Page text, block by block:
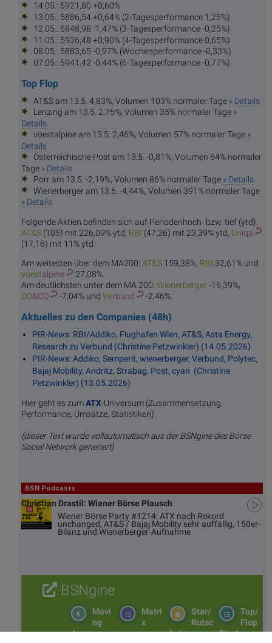
14.05.: 5921,80 +0,60%
13.05.: 5886,54 +0,64% (2-Tagesperformance 1,25%)
12.05.: 5848,98 -1,47% (3-Tagesperformance -0,25%)
11.05.: 5936,48 +0,90% (4-Tagesperformance 0,65%)
08.05.: 5883,65 -0,97% (Wochenperformance -0,33%)
07.05.: 5941,42 -0,44% (6-Tagesperformance -0,77%)
Top Flop
AT&S am 13.5. 4,83%, Volumen 103% normaler Tage » Details
Lenzing am 13.5. 2,75%, Volumen 35% normaler Tage »
Details
voestalpine am 13.5. 2,46%, Volumen 57% normaler Tage »
Details
Österreichische Post am 13.5. -0,81%, Volumen 64% normaler
Tage » Details
Porr am 13.5. -2,19%, Volumen 86% normaler Tage » Details
Wienerberger am 13.5. -4,44%, Volumen 391% normaler Tage
» Details
Folgende Aktien befinden sich auf Periodenhoch- bzw. tief (ytd):
AT&S (105) mit 226,09% ytd, RBI (47,26) mit 23,39% ytd, Uniqa
(17,16) mit 11% ytd.
Am weitesten über dem MA200: AT&S 159,38%, RBI 32,61% und
voestalpine
27,08%.
Am deutlichsten unter dem MA 200: Wienerberger-16,39%,
DO&CO -7,04% und Verbund -2,46%.
Aktuelles zu den Companies (48h)
PIR-News: RBI/Addiko, Flughafen Wien, AT&S, Asta Energy,
Research zu Verbund (Christine Petzwinkler) (14.05.2026)
PIR-News: Addiko, Semperit, wienerberger, Verbund, Polytec,
Bajaj Mobility, Andritz, Strabag, Post, cyan (Christine
Petzwinkler) (13.05.2026)
Hier geht es zumATX-Universum (Zusammensetzung,
Performance, Umsätze, Statistiken).
(dieser Text wurde vollautomatisch aus der BSNgine des Börse
Social Network generiert)
BSN Podcasts
Christian Drastil: Wiener Börse Plausch
Wiener Börse Party #1214: ATX nach Rekord
unchanged, AT&S / Bajaj Mobility sehr auffällig, 150er-
Bilanz und Wienerberger-Aufnahme
BSNgine
Top/
Flop
Diashows
Star/
Rutsc
h der
Matri
x
Movi
ng
Averages